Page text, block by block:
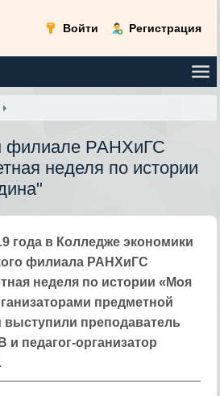
Войти Регистрация
филиале РАНХиГС
неделя по истории
года в Колледже экономики
филиала РАНХиГС
неделя по истории «Моя
предметной
выступили преподаватель
и педагог-организатор